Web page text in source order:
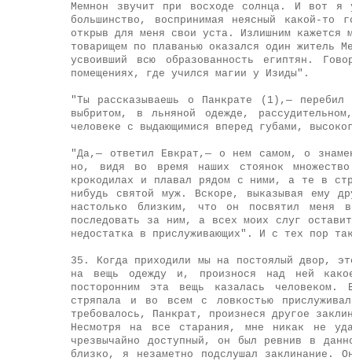
Мемнон звучит при восходе солнца. И вот я
большинство, воспринимая неясный какой-
открыв для меня свои уста. Излишним
товарищем по плаванью оказался один житель
усвоивший всю образованность египтян.
помещениях, где учился магии у Изиды".
"Ты рассказываешь о Панкрате (1),—
выбритом, в льняной одежде,
человеке с выдающимися вперед губами,
"Да,— ответил Евкрат,— о нем самом, о
но, видя во время наших стоянок
крокодилах и плавал рядом с ними, а те в
нибудь святой муж. Вскоре, выказывая ему
настолько близким, что он посвятил
последовать за ним, а всех моих слуг
недостатка в прислуживающих". И с тех пор
35. Когда приходили мы на постоялый двор,
на вещь одежду и, произнося над ней
посторонним эта вещь казалась
стряпала и во всем с ловкостью
требовалось, Панкрат, произнеся другое
Несмотря на все старания, мне никак не
чрезвычайно доступный, он был ревнив в
близко, я незаметно подслушал заклинание.